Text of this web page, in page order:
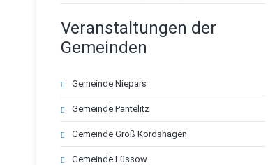
Veranstaltungen der
Gemeinden
Navigation
überspringen
Gemeinde Niepars
Gemeinde Pantelitz
Gemeinde Groß Kordshagen
Gemeinde Lüssow